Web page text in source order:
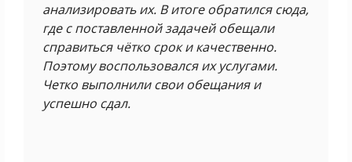
анализировать их. В итоге обратился сюда,
где с поставленной задачей обещали
справиться чётко срок и качественно.
Поэтому воспользовался их услугами.
Четко выполнили свои обещания и
успешно сдал.